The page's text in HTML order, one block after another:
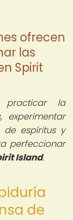
ofrecen
las
Spirit
practicar la
experimentar
de espíritus y
perfeccionar
Island.
de